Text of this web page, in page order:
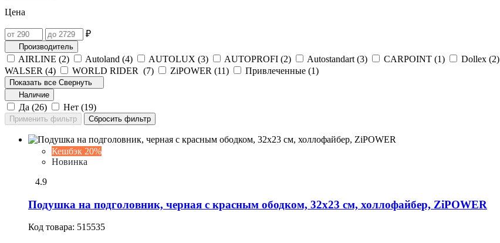
Цена
₽
Производитель
AIRLINE (2) Autoland (4) AUTOLUX (3) AUTOPROFI (2) Autostandart (3) CARPOINT (1) Dollex (2)
WALSER (4) WORLD RIDER (7) ZiPOWER (11) Привлеченные (1)
Показать все Свернуть
Наличие
Да (26) Нет (19)
Кешбэк 20%
Новинка
4.9
Подушка на подголовник, черная с красным ободком, 32x23 см, холлофайбер, ZiPOWER
Код товара: 515535